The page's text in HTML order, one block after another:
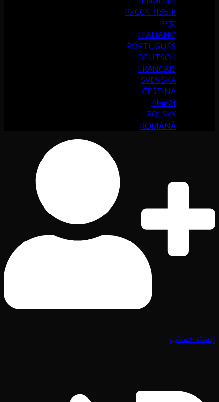
РУССК. ЯЗЫК
中文
ITALIANO
PORTUGUÉS
DEUTSCH
FRANÇAIS
SVENSKA
ČEŠTINA
한국어
POLSKY
ROMÂNĂ
إنشاء حساب